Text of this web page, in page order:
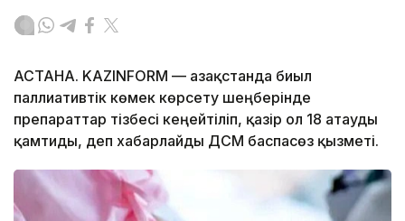
АСТАНА. KAZINFORM — Қазақстанда биыл
паллиативтік көмек көрсету шеңберінде
препараттар тізбесі кеңейтіліп, қазір ол 18 атауды
қамтиды, деп хабарлайды ДСМ баспасөз қызметі.